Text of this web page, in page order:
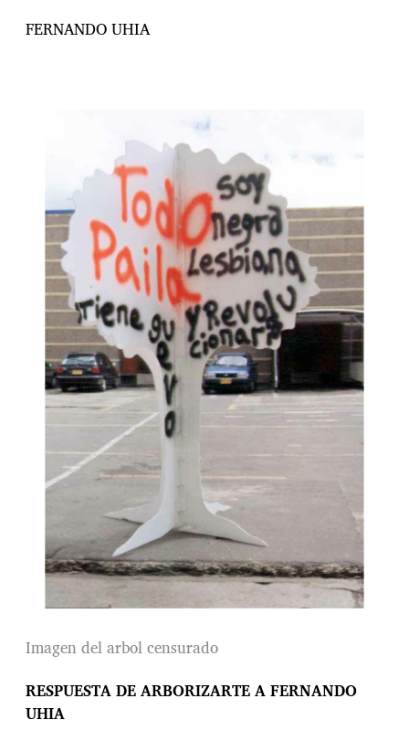
FERNANDO UHIA
Imagen del arbol censurado
RESPUESTA DE ARBORIZARTE A FERNANDO
UHIA